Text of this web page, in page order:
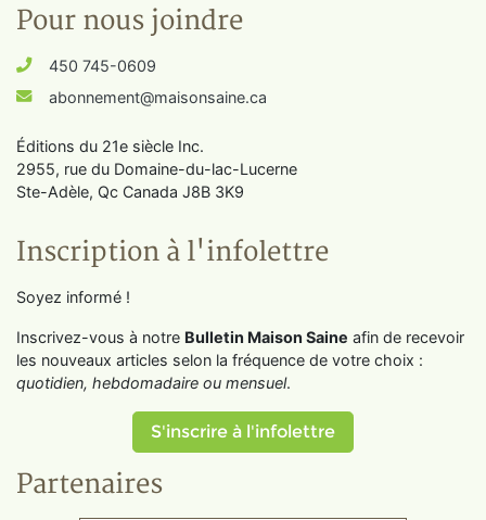
Pour nous joindre
450 745-0609
abonnement@maisonsaine.ca
Éditions du 21e siècle Inc.
2955, rue du Domaine-du-lac-Lucerne
Ste-Adèle, Qc Canada J8B 3K9
Inscription à l'infolettre
Soyez informé !
Inscrivez-vous à notre Bulletin Maison Saine afin de recevoir
les nouveaux articles selon la fréquence de votre choix :
quotidien, hebdomadaire ou mensuel.
S'inscrire à l'infolettre
Partenaires